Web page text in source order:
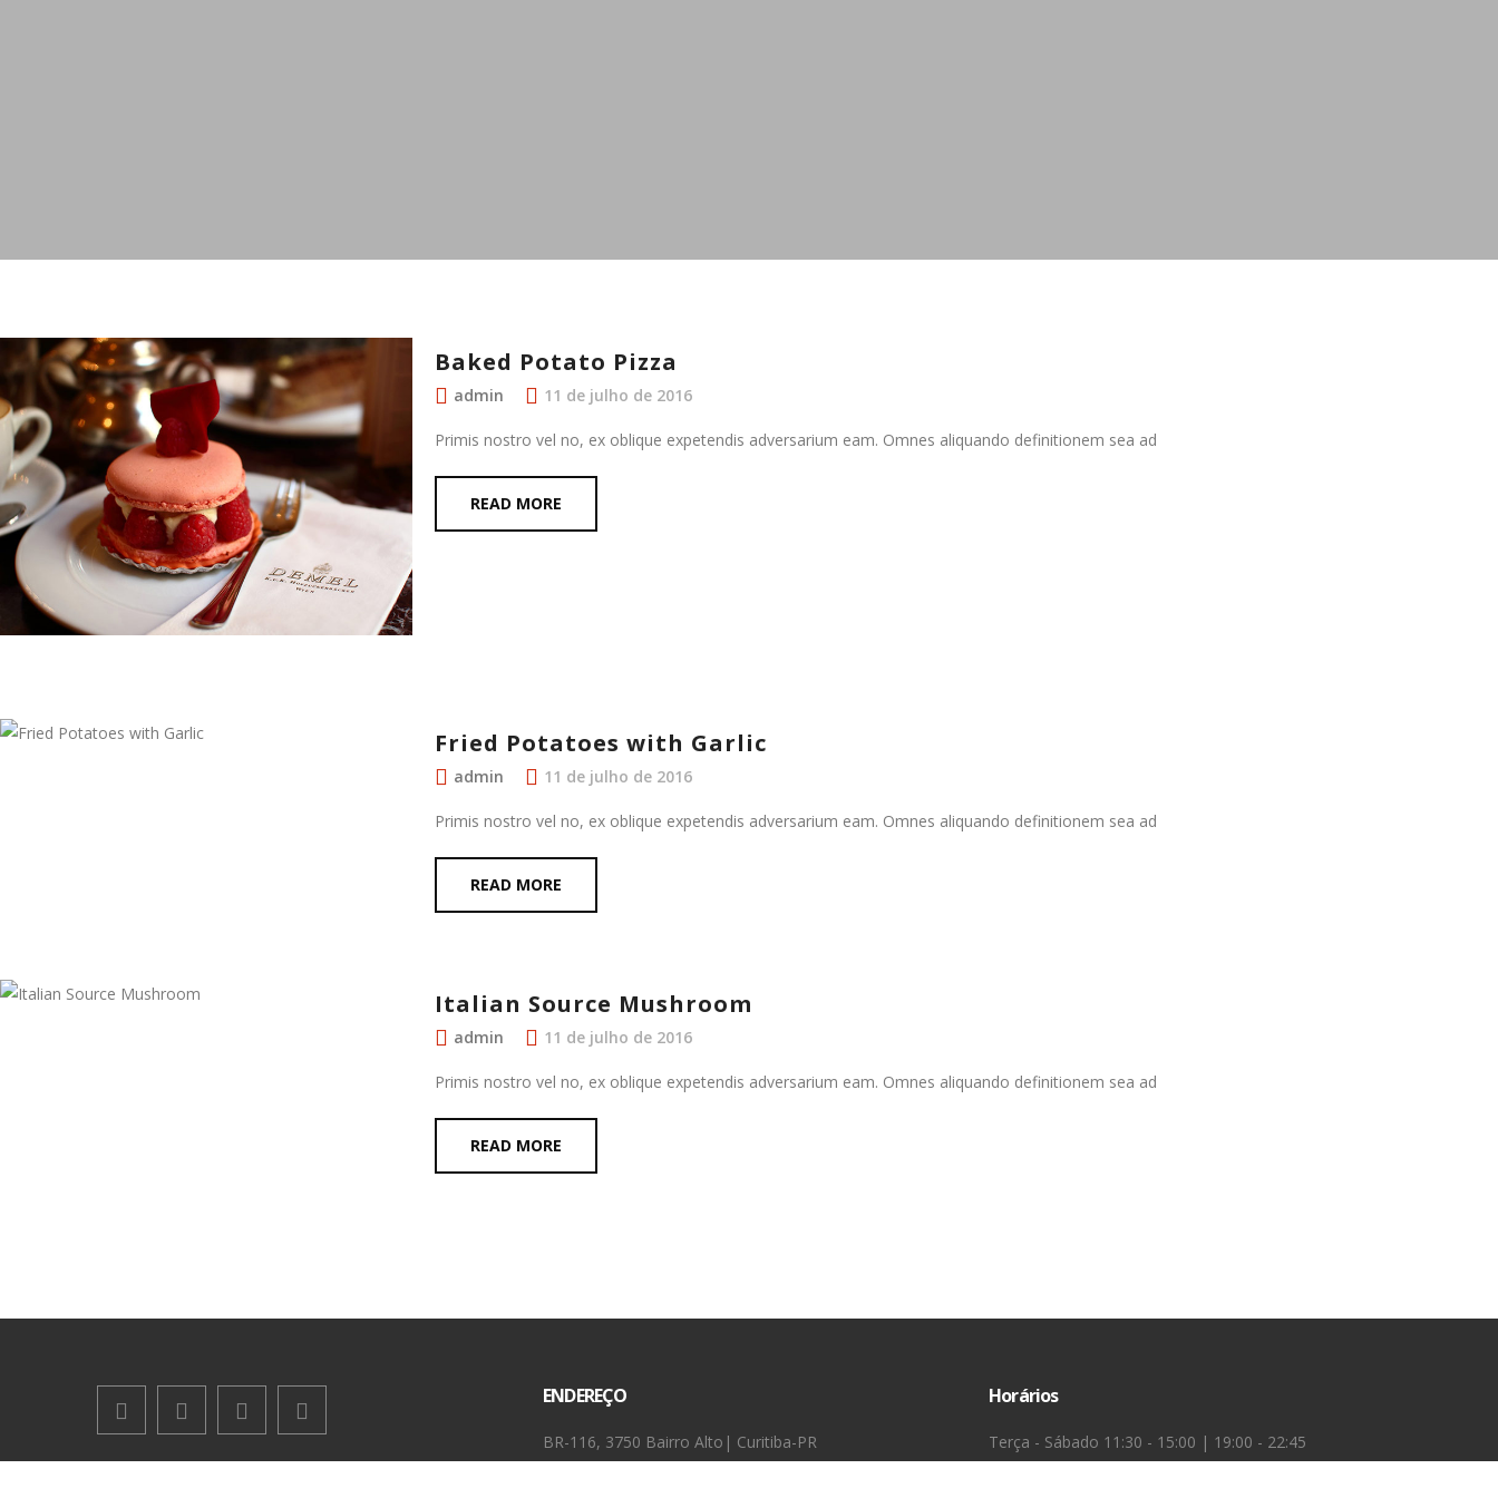
Baked Potato Pizza
admin 11 de julho de 2016
Primis nostro vel no, ex oblique expetendis adversarium eam. Omnes aliquando definitionem sea ad
READ MORE
Fried Potatoes with Garlic
admin 11 de julho de 2016
Primis nostro vel no, ex oblique expetendis adversarium eam. Omnes aliquando definitionem sea ad
READ MORE
Italian Source Mushroom
admin 11 de julho de 2016
Primis nostro vel no, ex oblique expetendis adversarium eam. Omnes aliquando definitionem sea ad
READ MORE
ENDEREÇO
BR-116, 3750 Bairro Alto| Curitiba-PR
Horários
Terça - Sábado 11:30 - 15:00 | 19:00 - 22:45